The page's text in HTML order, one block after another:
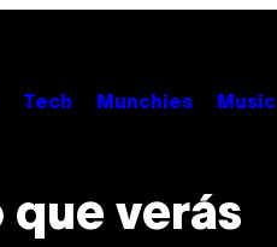
Tech Munchies Music
que verás